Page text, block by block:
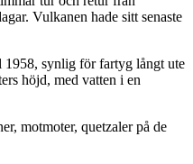
Vulkanen hade sitt senaste
1958, synlig för fartyg långt ute
höjd, med vatten i en
motmoter, quetzaler på de